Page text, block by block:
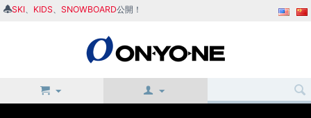
SKI KIDS SNOWBOARD公開！